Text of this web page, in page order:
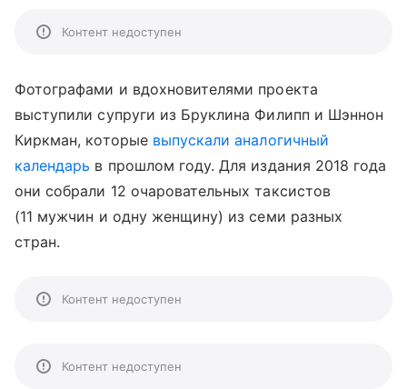
Контент недоступен
Фотографами и вдохновителями проекта
выступили супруги из Бруклина Филипп и Шэннон
Киркман, которые выпускали аналогичный
календарь в прошлом году. Для издания 2018 года
они собрали 12 очаровательных таксистов
(11 мужчин и одну женщину) из семи разных
стран.
Контент недоступен
Контент недоступен